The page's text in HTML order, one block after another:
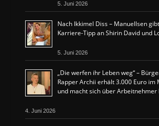
5. Juni 2026
Nach Ikkimel Diss – Manuellsen gibt
Karriere-Tipp an Shirin David und
5. Juni 2026
„Die werfen ihr Leben weg“ –
Rapper Archii erhält 3.000 Euro im
und macht sich über Arbeitnehmer
4. Juni 2026